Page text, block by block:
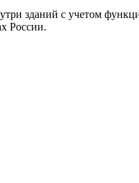
зданий с учетом
России.